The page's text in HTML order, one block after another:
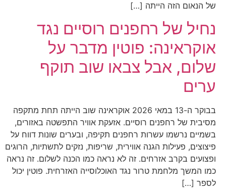
של הנאום הזה הייתה […]
נחיל של רחפנים רוסיים נגד
אוקראינה: פוטין מדבר על
שלום, אבל צבאו שוב תוקף
ערים
בבוקר ה-13 במאי 2026 אוקראינה שוב הייתה תחת מתקפה
מסיבית של רחפנים רוסיים. אזעקת אוויר התפשטה באזורים,
בשמיים נרשמו עשרות רחפנים תקיפה, ובערים שונות דווח על
פיצוצים, פעילות הגנה אווירית, שריפות, נזקים לתשתיות, הרוגים
ופצועים בקרב אזרחים. זה לא נראה כמו הכנה לשלום. זה נראה
כמו המשך מלחמת טרור נגד האוכלוסייה האזרחית. פוטין יכול
לספר […]